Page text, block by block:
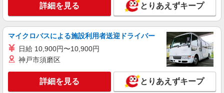
詳細を見る とりあえずキープ
マイクロバスによる施設利用者送迎ドライバー
日給 10,900円〜10,900円
神戸市須磨区
詳細を見る とりあえずキープ